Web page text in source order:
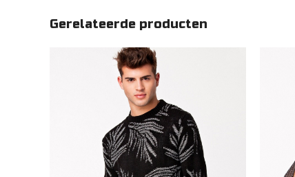
Gerelateerde producten